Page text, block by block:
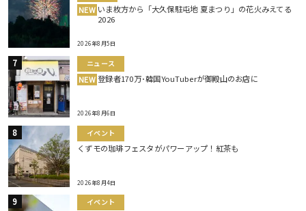
NEW いま枚方から「大久保駐屯地 夏まつり」の花火みえてる
2026
2026年8月5日
ニュース
NEW 登録者170万･韓国YouTuberが御殿山のお店に
2026年8月6日
イベント
くずモの珈琲フェスタがパワーアップ！紅茶も
2026年8月4日
イベント